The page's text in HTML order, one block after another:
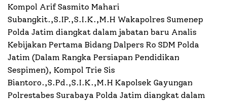
Kompol Arif Sasmito Mahari
Subangkit.,S.IP.,S.I.K.,M.H Wakapolres Sumenep
Polda Jatim diangkat dalam jabatan baru Analis
Kebijakan Pertama Bidang Dalpers Ro SDM Polda
Jatim (Dalam Rangka Persiapan Pendidikan
Sespimen), Kompol Trie Sis
Biantoro.,S.Pd.,S.I.K.,M.H Kapolsek Gayungan
Polrestabes Surabaya Polda Jatim diangkat dalam